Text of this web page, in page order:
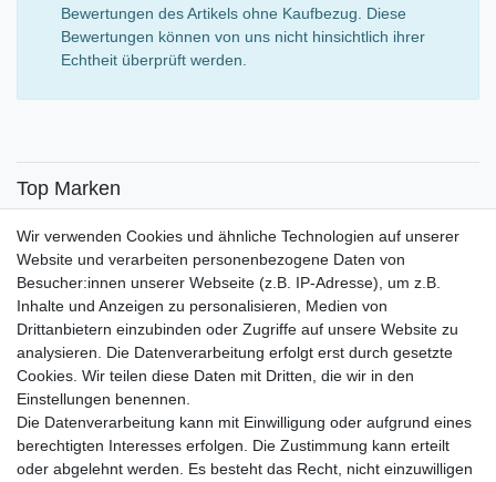
Bewertungen des Artikels ohne Kaufbezug. Diese
Bewertungen können von uns nicht hinsichtlich ihrer
Echtheit überprüft werden.
Top Marken
Top Themen
Adventskalender
Service
Versandinfos
FAQ
Ersatzteile
Registrieren
Wir versenden mit
Wir verwenden Cookies und ähnliche Technologien auf unserer
Website und verarbeiten personenbezogene Daten von
Besucher:innen unserer Webseite (z.B. IP-Adresse), um z.B.
Inhalte und Anzeigen zu personalisieren, Medien von
Drittanbietern einzubinden oder Zugriffe auf unsere Website zu
analysieren. Die Datenverarbeitung erfolgt erst durch gesetzte
Cookies. Wir teilen diese Daten mit Dritten, die wir in den
Einstellungen benennen.
Die Datenverarbeitung kann mit Einwilligung oder aufgrund eines
berechtigten Interesses erfolgen. Die Zustimmung kann erteilt
oder abgelehnt werden. Es besteht das Recht, nicht einzuwilligen